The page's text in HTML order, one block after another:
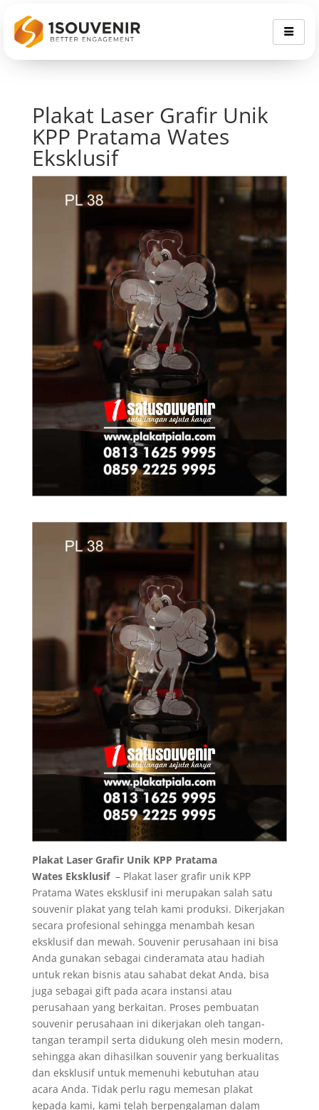
Plakat Laser Grafir Unik
KPP Pratama Wates
Eksklusif
Plakat Laser Grafir Unik KPP Pratama
Wates Eksklusif – Plakat laser grafir unik KPP
Pratama Wates eksklusif ini merupakan salah satu
souvenir plakat yang telah kami produksi. Dikerjakan
secara profesional sehingga menambah kesan
eksklusif dan mewah. Souvenir perusahaan ini bisa
Anda gunakan sebagai cinderamata atau hadiah
untuk rekan bisnis atau sahabat dekat Anda, bisa
juga sebagai gift pada acara instansi atau
perusahaan yang berkaitan. Proses pembuatan
souvenir perusahaan ini dikerjakan oleh tangan-
tangan terampil serta didukung oleh mesin modern,
sehingga akan dihasilkan souvenir yang berkualitas
dan eksklusif untuk memenuhi kebutuhan atau
acara Anda. Tidak perlu ragu memesan plakat
kepada kami, kami telah berpengalaman dalam